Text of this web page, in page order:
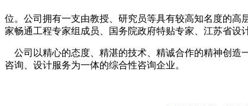
位。公司拥有一支由教授、研究员等具有较高知名度的高
家畅通工程专家组成员、国务院政府特贴专家、江苏省设
公司以精心的态度、精湛的技术、精诚合作的精神创造
咨询、设计服务为一体的综合性咨询企业。